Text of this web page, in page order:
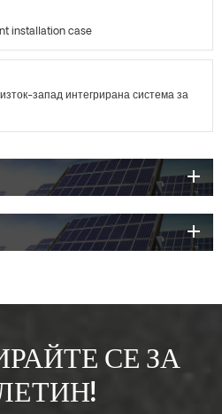
installation case
запад интегрирана система за
СЕ ЗА